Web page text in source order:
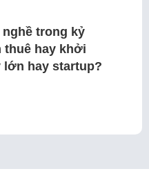
trong kỷ
thuê hay khởi
lớn hay startup?